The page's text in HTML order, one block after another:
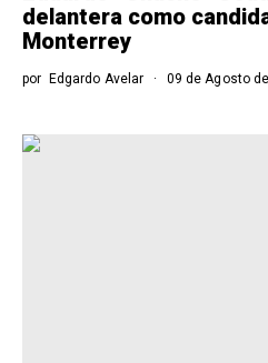
delantera como
Monterrey
por Edgardo Avelar 09 de Agosto